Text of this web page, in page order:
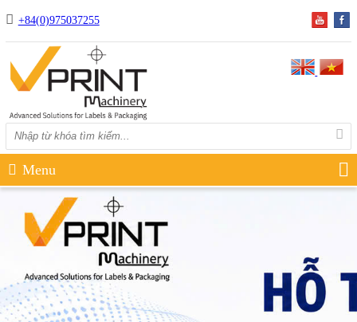
+84(0)975037255
Menu